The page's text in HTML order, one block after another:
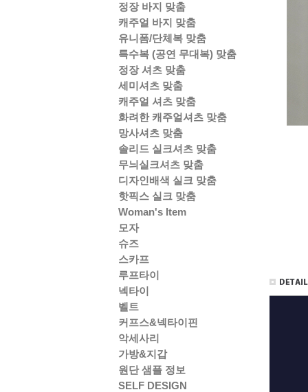
정장 바지 맞춤
캐주얼 바지 맞춤
유니폼/단체복 맞춤
특수복 (공연 무대복) 맞춤
정장 셔츠 맞춤
세미셔츠 맞춤
캐주얼 셔츠 맞춤
화려한 캐주얼셔츠 맞춤
망사셔츠 맞춤
솔리드 실크셔츠 맞춤
무늬실크셔츠 맞춤
디자인배색 실크 맞춤
핫픽스 실크 맞춤
Woman's Item
모자
슈즈
스카프
루프타이
넥타이
벨트
커프스&넥타이핀
악세사리
가방&지갑
원단 샘플 정보
SELF DESIGN